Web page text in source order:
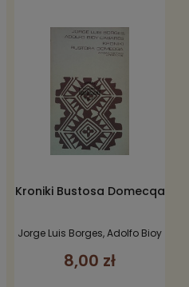
Kroniki Bustosa Domecqa
Jorge Luis Borges, Adolfo Bioy
8,00 zł